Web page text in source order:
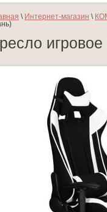
\ Интернет-магазин \